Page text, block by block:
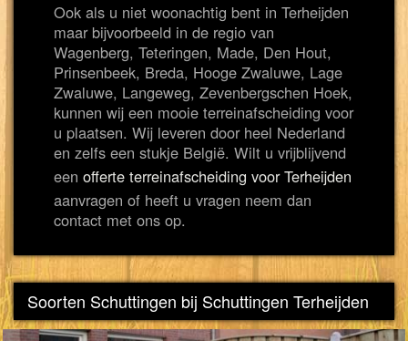
Ook als u niet woonachtig bent in Terheijden
maar bijvoorbeeld in de regio van
Wagenberg, Teteringen, Made, Den Hout,
Prinsenbeek, Breda, Hooge Zwaluwe, Lage
Zwaluwe, Langeweg, Zevenbergschen Hoek,
kunnen wij een mooie terreinafscheiding voor
u plaatsen. Wij leveren door heel Nederland
en zelfs een stukje België. Wilt u vrijblijvend
een offerte terreinafscheiding voor Terheijden
aanvragen of heeft u vragen neem dan
contact met ons op.
Soorten Schuttingen bij Schuttingen Terheijden